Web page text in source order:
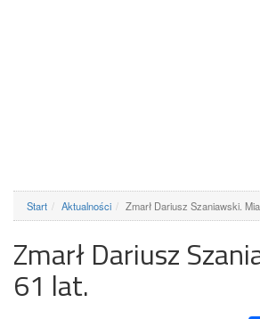
Start Aktualności Zmarł Dariusz Szaniawski.
Zmarł Dariusz
61 lat.